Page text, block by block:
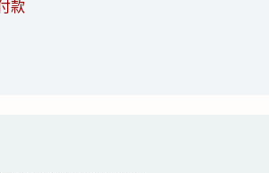
款